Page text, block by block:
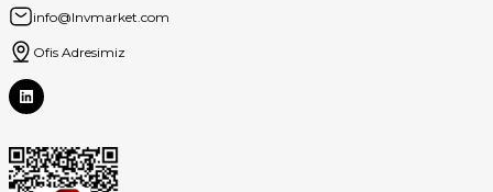
info@lnvmarket.com
Ofis Adresimiz